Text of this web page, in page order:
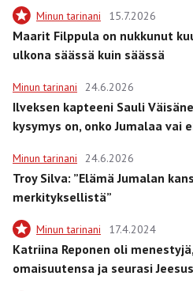
Minun tarinani 15.7.2026
Maarit Filppula on nukkunut
ulkona säässä kuin säässä
Minun tarinani 24.6.2026
Ilveksen kapteeni Sauli
kysymys on, onko Jumalaa vai
Minun tarinani 24.6.2026
Troy Silva: ”Elämä Jumalan
merkityksellistä”
Minun tarinani 17.4.2024
Katriina Reponen oli
omaisuutensa ja seurasi